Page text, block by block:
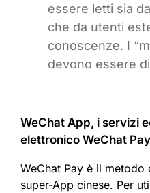
essere letti sia
che da utenti
conoscenze. I
devono essere
WeChat App, i servizi
elettronico WeChat Pay
WeChat Pay è il
super-App cinese. Per